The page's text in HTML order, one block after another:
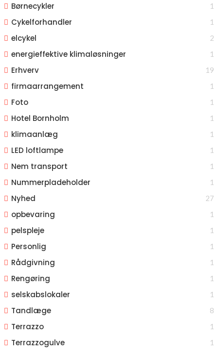
Børnecykler 1
Cykelforhandler 1
elcykel 2
energieffektive klimaløsninger 1
Erhverv 19
firmaarrangement 1
Foto 1
Hotel Bornholm 1
klimaanlæg 1
LED loftlampe 1
Nem transport 1
Nummerpladeholder 1
Nyhed 27
opbevaring 1
pelspleje 1
Personlig 1
Rådgivning 1
Rengøring 1
selskabslokaler 1
Tandlæge 8
Terrazzo 1
Terrazzogulve 1